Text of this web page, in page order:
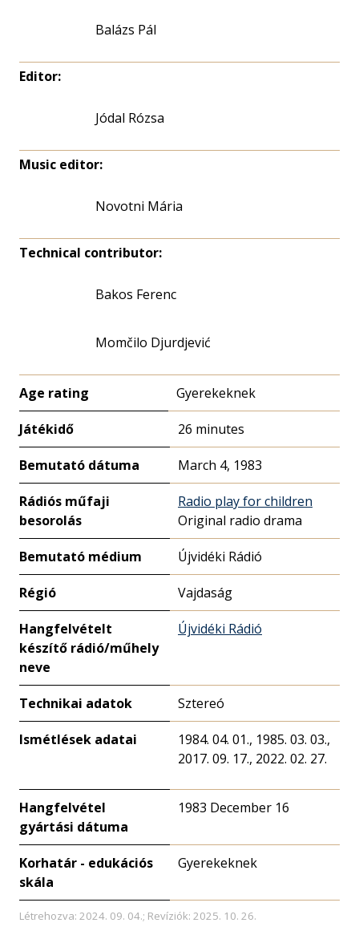
Balázs Pál
Editor:
Jódal Rózsa
Music editor:
Novotni Mária
Technical contributor:
Bakos Ferenc
Momčilo Djurdjević
Age rating Gyerekeknek
Játékidő 26 minutes
Bemutató dátuma March 4, 1983
Rádiós műfaji
besorolás
Radio play for children
Original radio drama
Bemutató médium Újvidéki Rádió
Régió Vajdaság
Hangfelvételt
készítő rádió/műhely
neve
Újvidéki Rádió
Technikai adatok Sztereó
Ismétlések adatai
1984. 04. 01., 1985. 03. 03.,
2017. 09. 17., 2022. 02. 27.
Hangfelvétel
gyártási dátuma
1983 December 16
Korhatár - edukációs
skála
Gyerekeknek
Létrehozva: 2024. 09. 04.; Revíziók: 2025. 10. 26.